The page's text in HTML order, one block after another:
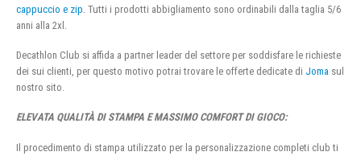
cappuccio e zip . Tutti i prodotti abbigliamento sono ordinabili dalla taglia 5/6
anni alla 2xl.
Decathlon Club si affida a partner leader del settore per soddisfare le richieste
dei sui clienti, per questo motivo potrai trovare le offerte dedicate di Joma sul
nostro sito.
ELEVATA QUALITÀ DI STAMPA E MASSIMO COMFORT DI GIOCO:
Il procedimento di stampa utilizzato per la personalizzazione completi club ti